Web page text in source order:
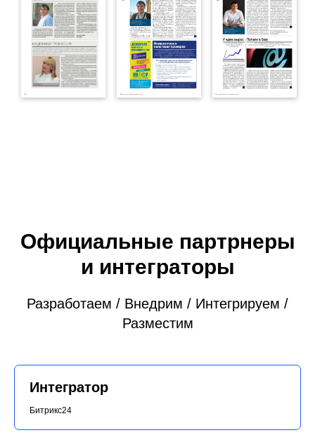
Официальные партрнеры
и интеграторы
Разработаем / Внедрим / Интегрируем /
Разместим
Интегратор
Битрикс24